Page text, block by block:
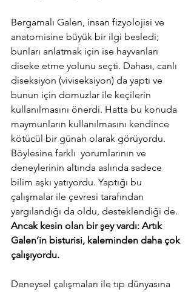
Bergamalı Galen, insan fizyolojisi ve
anatomisine büyük bir ilgi besledi;
bunları anlatmak için ise hayvanları
diseke etme yolunu seçti. Dahası, canlı
diseksiyon (viviseksiyon) da yaptı ve
bunun için domuzlar ile keçilerin
kullanılmasını önerdi. Hatta bu konuda
maymunların kullanılmasını kendince
kötücül bir günah olarak görüyordu.
Böylesine farklı  yorumlarının ve
deneylerinin altında aslında sadece
bilim aşkı yatıyordu. Yaptığı bu
çalışmalar ile çevresi tarafından
yargılandığı da oldu, desteklendiği de.
Ancak kesin olan bir şey vardı: Artık
Galen’in bisturisi, kaleminden daha çok
çalışıyordu.
Deneysel çalışmaları ile tıp dünyasına